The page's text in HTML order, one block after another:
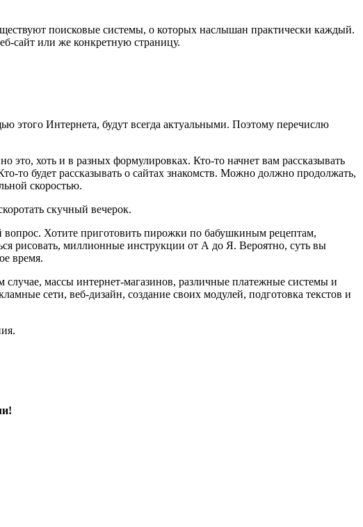
поисковые системы, о которых наслышан практически каждый.
сайт или же конкретную страницу.
этого Интернета, будут всегда актуальными. Поэтому перечислю
это, хоть и в разных формулировках. Кто-то начнет вам рассказывать
то будет рассказывать о сайтах знакомств. Можно должно продолжать,
скоростью.
скучный вечерок.
Хотите приготовить пирожки по бабушкиным рецептам,
рисовать, миллионные инструкции от А до Я. Вероятно, суть вы
время.
массы интернет-магазинов, различные платежные системы и
сети, веб-дизайн, создание своих модулей, подготовка текстов и